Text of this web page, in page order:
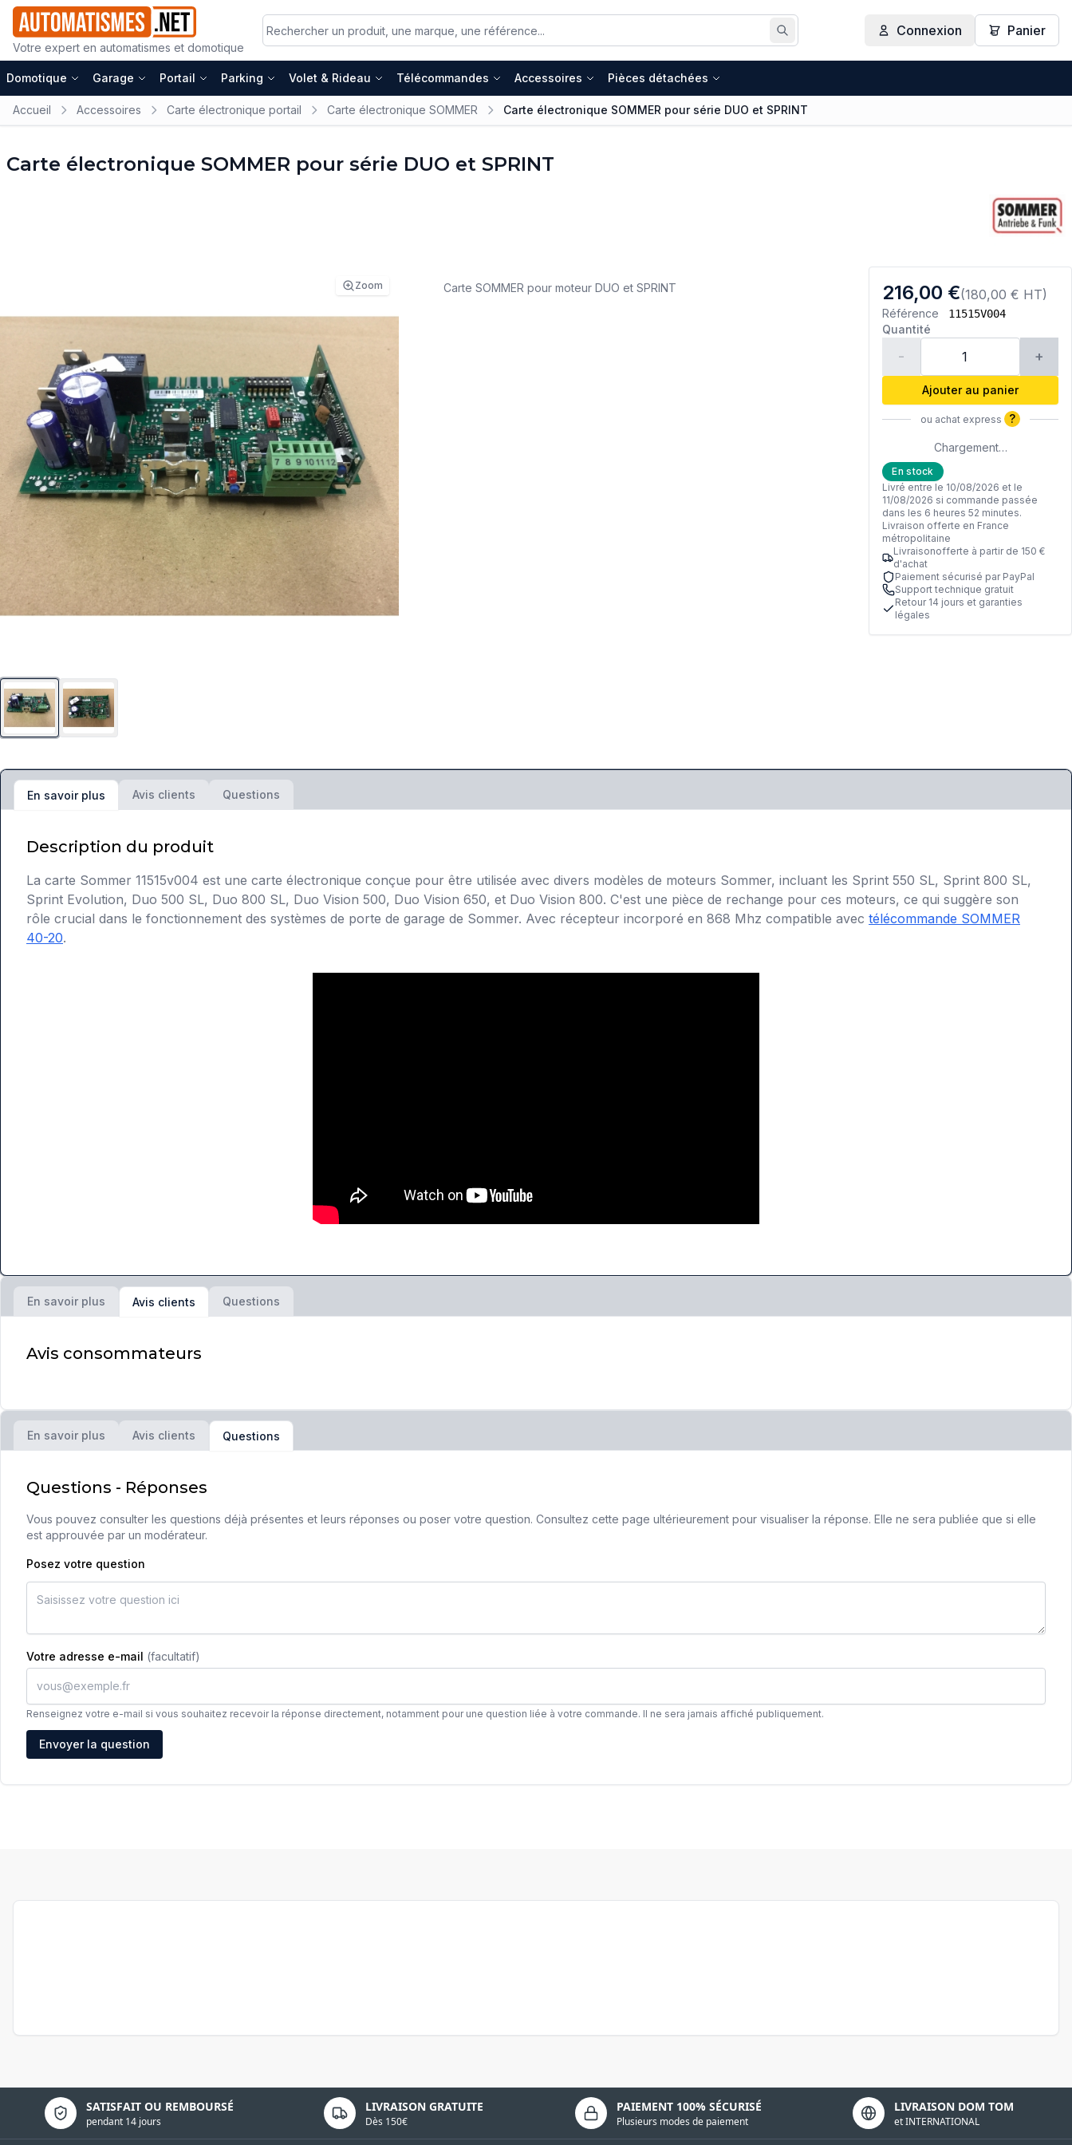
Votre expert en automatismes et domotique
Rechercher
Connexion Panier
Domotique Garage Portail Parking Volet & Rideau Télécommandes Accessoires Pièces détachées
Accueil Accessoires Carte électronique portail Carte électronique SOMMER Carte électronique SOMMER pour série DUO et SPRINT
Carte électronique SOMMER pour série DUO et SPRINT
Zoom 216,00 €(180,00 € HT)
Référence 11515V004
Quantité
- +
Ajouter au panier
ou achat express ?
Chargement…
En stock
Livré entre le 10/08/2026 et le
11/08/2026 si commande passée
dans les 6 heures 52 minutes.
Livraison offerte en France
métropolitaine
Livraisonofferte à partir de 150 €
d'achat
Paiement sécurisé par PayPal
Support technique gratuit
Retour 14 jours et garanties
légales
Carte SOMMER pour moteur DUO et SPRINT
En savoir plus Avis clients Questions
Description du produit
La carte Sommer 11515v004 est une carte électronique conçue pour être utilisée avec divers modèles de moteurs Sommer, incluant les Sprint 550 SL, Sprint 800 SL,
Sprint Evolution, Duo 500 SL, Duo 800 SL, Duo Vision 500, Duo Vision 650, et Duo Vision 800. C'est une pièce de rechange pour ces moteurs, ce qui suggère son
rôle crucial dans le fonctionnement des systèmes de porte de garage de Sommer. Avec récepteur incorporé en 868 Mhz compatible avec télécommande SOMMER
40-20.
En savoir plus Avis clients Questions
Avis consommateurs
En savoir plus Avis clients Questions
Questions - Réponses
Vous pouvez consulter les questions déjà présentes et leurs réponses ou poser votre question. Consultez cette page ultérieurement pour visualiser la réponse. Elle ne sera publiée que si elle
est approuvée par un modérateur.
Posez votre question
Votre adresse e-mail (facultatif)
Renseignez votre e-mail si vous souhaitez recevoir la réponse directement, notamment pour une question liée à votre commande. Il ne sera jamais affiché publiquement.
Adresse e-mail
Envoyer la question
SATISFAIT OU REMBOURSÉ
pendant 14 jours
Politique de confidentialité LIVRAISON GRATUITE
Dès 150€
PAIEMENT 100% SÉCURISÉ
Plusieurs modes de paiement
LIVRAISON DOM TOM
et INTERNATIONAL